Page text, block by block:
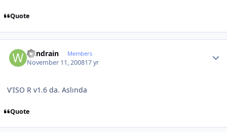
Quote
Windrain Members
November 11, 200817 yr
V'ISO R v1.6 da. Aslında
Quote